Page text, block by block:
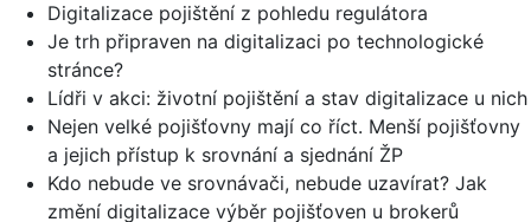
Digitalizace pojištění z pohledu regulátora
Je trh připraven na digitalizaci po technologické
stránce?
Lídři v akci: životní pojištění a stav digitalizace u nich
Nejen velké pojišťovny mají co říct. Menší pojišťovny
a jejich přístup k srovnání a sjednání ŽP
Kdo nebude ve srovnávači, nebude uzavírat? Jak
změní digitalizace výběr pojišťoven u brokerů